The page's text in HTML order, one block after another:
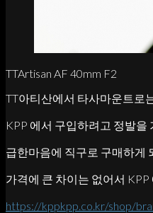
TTArtisan AF 40mm F2
TT아티산에서 타사마운트로
KPP 에서 구입하려고 정발
급한마음에 직구로 구매하게
가격에 큰 차이는 없어서
https://kppkpp.co.kr/shop/